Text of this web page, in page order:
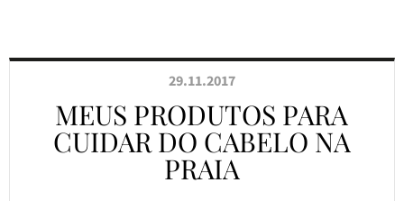
29.11.2017
MEUS PRODUTOS PARA
CUIDAR DO CABELO NA
PRAIA